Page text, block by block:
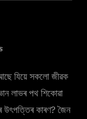
ধৰ্ম
আছে যিয়ে সকলো জীৱক
লাভৰ পথ শিকোৱা
উৎপত্তিৰ কাৰণ? জৈন